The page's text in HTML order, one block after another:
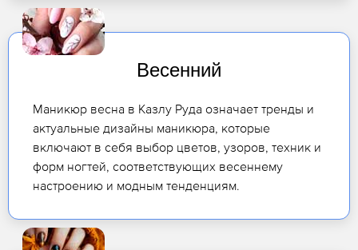
Весенний
Маникюр весна в Казлу Руда означает тренды и
актуальные дизайны маникюра, которые
включают в себя выбор цветов, узоров, техник и
форм ногтей, соответствующих весеннему
настроению и модным тенденциям.